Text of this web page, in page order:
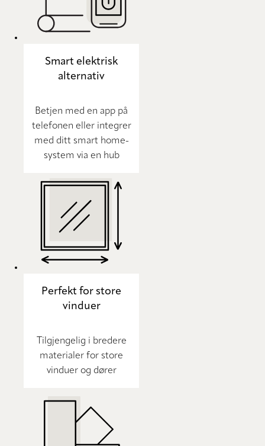
Smart elektrisk
alternativ
Betjen med en app på
telefonen eller integrer
med ditt smart home-
system via en hub
Perfekt for store
vinduer
Tilgjengelig i bredere
materialer for store
vinduer og dører